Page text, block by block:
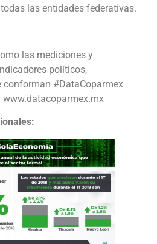
las entidades federativas.
las mediciones y
políticos,
#DataCoparmex
www.datacoparmex.mx